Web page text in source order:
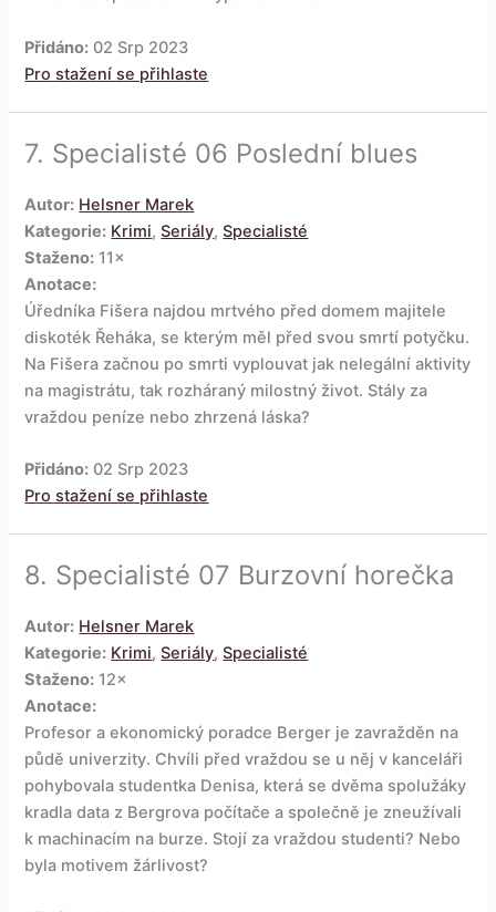
Přidáno: 02 Srp 2023
Pro stažení se přihlaste
7. Specialisté 06 Poslední blues
Autor: Helsner Marek
Kategorie: Krimi,Seriály,Specialisté
Staženo: 11×
Anotace:
Úředníka Fišera najdou mrtvého před domem majitele
diskoték Řeháka, se kterým měl před svou smrtí potyčku.
Na Fišera začnou po smrti vyplouvat jak nelegální aktivity
na magistrátu, tak rozháraný milostný život. Stály za
vraždou peníze nebo zhrzená láska?
Přidáno: 02 Srp 2023
Pro stažení se přihlaste
8. Specialisté 07 Burzovní horečka
Autor: Helsner Marek
Kategorie: Krimi,Seriály,Specialisté
Staženo: 12×
Anotace:
Profesor a ekonomický poradce Berger je zavražděn na
půdě univerzity. Chvíli před vraždou se u něj v kanceláři
pohybovala studentka Denisa, která se dvěma spolužáky
kradla data z Bergrova počítače a společně je zneužívali
k machinacím na burze. Stojí za vraždou studenti? Nebo
byla motivem žárlivost?